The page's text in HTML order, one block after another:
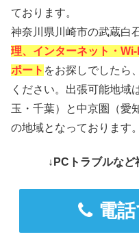
ております。
神奈川県川崎市の武蔵白
理、インターネット・
ポート をお探しでしたら
ください。出張可能地域
玉・千葉）と中京圏（愛
の地域となっております。
↓PCトラブルなど
電